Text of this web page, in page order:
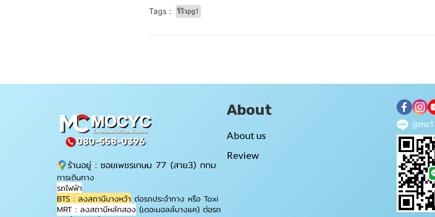
Tags : รีวิวpg1
ร้านอยู่ : ซอยเพชรเกษม 77 (สาย3) กทม
การเดินทาง
รถไฟฟ้า
BTS : ลงสถานีบางหว้า ต่อรถประจำทาง หรือ Taxi
MRT : ลงสถานีหลักสอง (เดอะมอลล์บางแค) ต่อรถ
About
About us
Review